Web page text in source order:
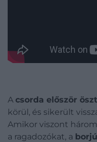
A csorda először
körül, és sikerült
Amikor viszont
a ragadozókat, a